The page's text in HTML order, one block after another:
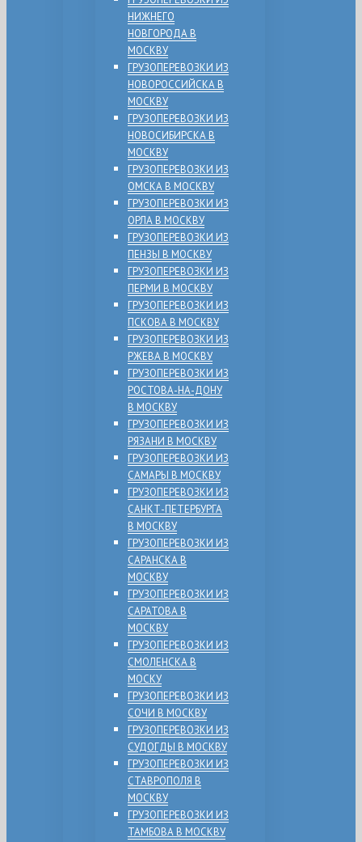
НИЖНЕГО
НОВГОРОДА В
МОСКВУ
ГРУЗОПЕРЕВОЗКИ ИЗ
НОВОРОССИЙСКА В
МОСКВУ
ГРУЗОПЕРЕВОЗКИ ИЗ
НОВОСИБИРСКА В
МОСКВУ
ГРУЗОПЕРЕВОЗКИ ИЗ
ОМСКА В МОСКВУ
ГРУЗОПЕРЕВОЗКИ ИЗ
ОРЛА В МОСКВУ
ГРУЗОПЕРЕВОЗКИ ИЗ
ПЕНЗЫ В МОСКВУ
ГРУЗОПЕРЕВОЗКИ ИЗ
ПЕРМИ В МОСКВУ
ГРУЗОПЕРЕВОЗКИ ИЗ
ПСКОВА В МОСКВУ
ГРУЗОПЕРЕВОЗКИ ИЗ
РЖЕВА В МОСКВУ
ГРУЗОПЕРЕВОЗКИ ИЗ
РОСТОВА-НА-ДОНУ
В МОСКВУ
ГРУЗОПЕРЕВОЗКИ ИЗ
РЯЗАНИ В МОСКВУ
ГРУЗОПЕРЕВОЗКИ ИЗ
САМАРЫ В МОСКВУ
ГРУЗОПЕРЕВОЗКИ ИЗ
САНКТ-ПЕТЕРБУРГА
В МОСКВУ
ГРУЗОПЕРЕВОЗКИ ИЗ
САРАНСКА В
МОСКВУ
ГРУЗОПЕРЕВОЗКИ ИЗ
САРАТОВА В
МОСКВУ
ГРУЗОПЕРЕВОЗКИ ИЗ
СМОЛЕНСКА В
МОСКУ
ГРУЗОПЕРЕВОЗКИ ИЗ
СОЧИ В МОСКВУ
ГРУЗОПЕРЕВОЗКИ ИЗ
СУДОГДЫ В МОСКВУ
ГРУЗОПЕРЕВОЗКИ ИЗ
СТАВРОПОЛЯ В
МОСКВУ
ГРУЗОПЕРЕВОЗКИ ИЗ
ТАМБОВА В МОСКВУ